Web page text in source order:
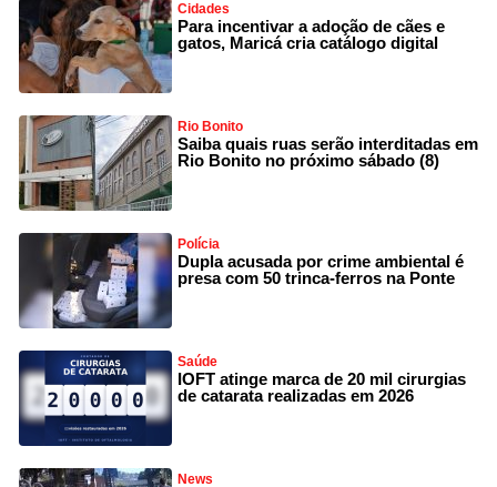
Cidades
Para incentivar a adoção de cães e
gatos, Maricá cria catálogo digital
Rio Bonito
Saiba quais ruas serão interditadas em
Rio Bonito no próximo sábado (8)
Polícia
Dupla acusada por crime ambiental é
presa com 50 trinca-ferros na Ponte
Saúde
IOFT atinge marca de 20 mil cirurgias
de catarata realizadas em 2026
News